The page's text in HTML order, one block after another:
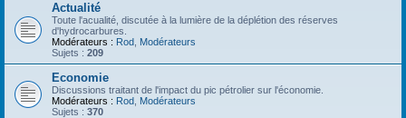
Actualité
Toute l'acualité, discutée à la lumière de la déplétion des réserves
d'hydrocarbures.
Modérateurs : Rod Modérateurs
Sujets : 209
Economie
Discussions traitant de l'impact du pic pétrolier sur l'économie.
Modérateurs : Rod Modérateurs
Sujets : 370